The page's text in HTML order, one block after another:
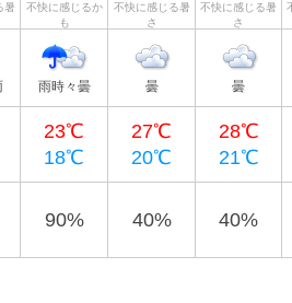
暑
不快に感じるか
も
不快に感じる暑
さ
不快に感じる暑
さ
雨時々曇 曇 曇
23℃
18℃
27℃
20℃
28℃
21℃
90% 40% 40%